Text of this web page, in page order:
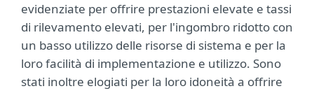
evidenziate per offrire prestazioni elevate e tassi
di rilevamento elevati, per l'ingombro ridotto con
un basso utilizzo delle risorse di sistema e per la
loro facilità di implementazione e utilizzo. Sono
stati inoltre elogiati per la loro idoneità a offrire